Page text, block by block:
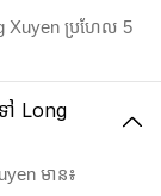
Xuyen ប្រហែល 5
ទៅ Long
មាន៖